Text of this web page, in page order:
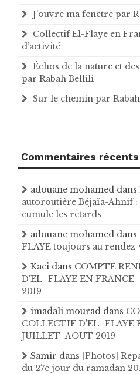
J’ouvre ma fenêtre par
Collectif El-Flaye en
d’activité
Échos de la nature et
par Rabah Bellili
Sur le chemin par
Commentaires récents
adouane mohamed dans
autoroutière Béjaïa-Ahnif
cumule les retards
adouane mohamed dans
FLAYE toujours au rendez-
Kaci dans COMPTE
D'EL -FLAYE EN FRANCE
2019
imadali mourad dans
COLLECTIF D'EL -FLAYE
JUILLET- AOUT 2019
Samir dans [Photos]
du 27e jour du ramadan